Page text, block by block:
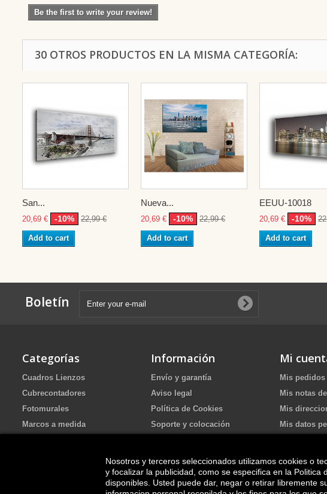
Be the first to write your review!
30 OTROS PRODUCTOS EN LA MISMA CATEGORÍA:
San...
20,69 € -10% 22,99 €
Add to cart
Nueva...
20,69 € -10% 22,99 €
Add to cart
EEUU-10018
20,69 € -10%
Add to cart
Boletín
Categorías
Cuadros Lienzos
Cubrecontadores
Fotomurales
Marcos a medida
Información
Envío y garantía
Aviso legal
Política de Cookies
Soporte y colocación
FAQ
Mi
Mis pedidos
Mis notas
Mis
Mis datos
Update your
Nosotros y terceros seleccionados utilizamos cookies o
y focalizar la publicidad, como se especifica en la
disponibles. Usted puede dar, negar o retirar libremente